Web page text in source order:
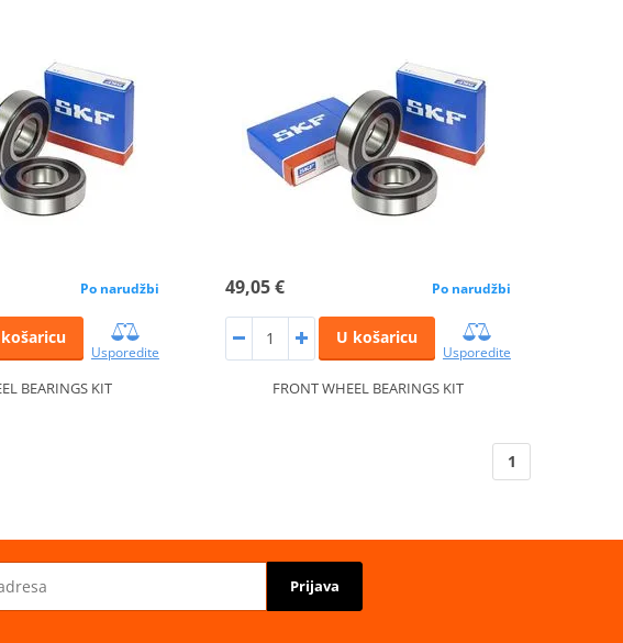
Po narudžbi
Usporedite
BEARINGS KIT
49,05 € Po narudžbi
U košaricu
Usporedite
FRONT WHEEL BEARINGS KIT
1
Prijava